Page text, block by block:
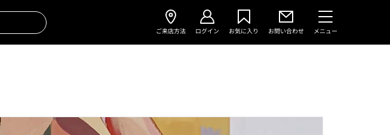
ご来店方法 ログイン お気に入り お問い合わせ メニュー